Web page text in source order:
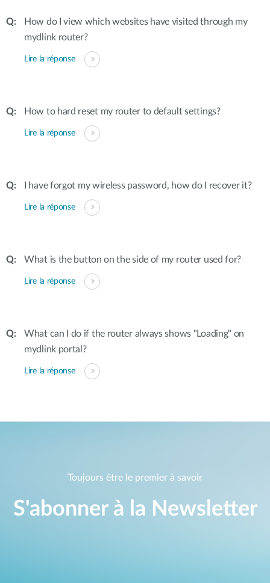
How do I view which websites have visited through my
mydlink router?
Lire la réponse
How to hard reset my router to default settings?
Lire la réponse
I have forgot my wireless password, how do I recover it?
Lire la réponse
What is the button on the side of my router used for?
Lire la réponse
What can I do if the router always shows "Loading" on
mydlink portal?
Lire la réponse
Toujours être le premier à savoir
S'abonner à la Newsletter